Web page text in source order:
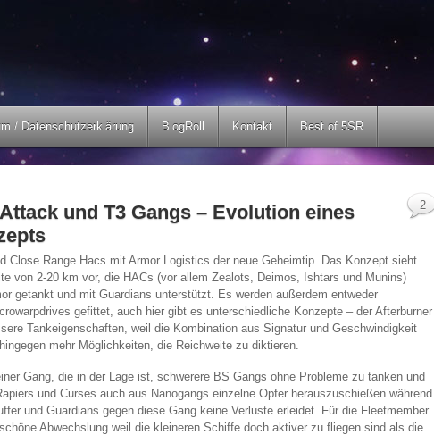
/ Datenschutzerklärung BlogRoll Kontakt Best of 5SR
und T3 Gangs – Evolution eines
Close Range Hacs mit Armor Logistics der neue Geheimtip. Das Konzept sieht
von 2-20 km vor, die HACs (vor allem Zealots, Deimos, Ishtars und Munins)
getankt und mit Guardians unterstützt. Es werden außerdem entweder
gefittet, auch hier gibt es unterschiedliche Konzepte – der Afterburner
Tankeigenschaften, weil die Kombination aus Signatur und Geschwindigkeit
mehr Möglichkeiten, die Reichweite zu diktieren.
Gang, die in der Lage ist, schwerere BS Gangs ohne Probleme zu tanken und
und Curses auch aus Nanogangs einzelne Opfer herauszuschießen während
und Guardians gegen diese Gang keine Verluste erleidet. Für die Fleetmember
Abwechslung weil die kleineren Schiffe doch aktiver zu fliegen sind als die
2